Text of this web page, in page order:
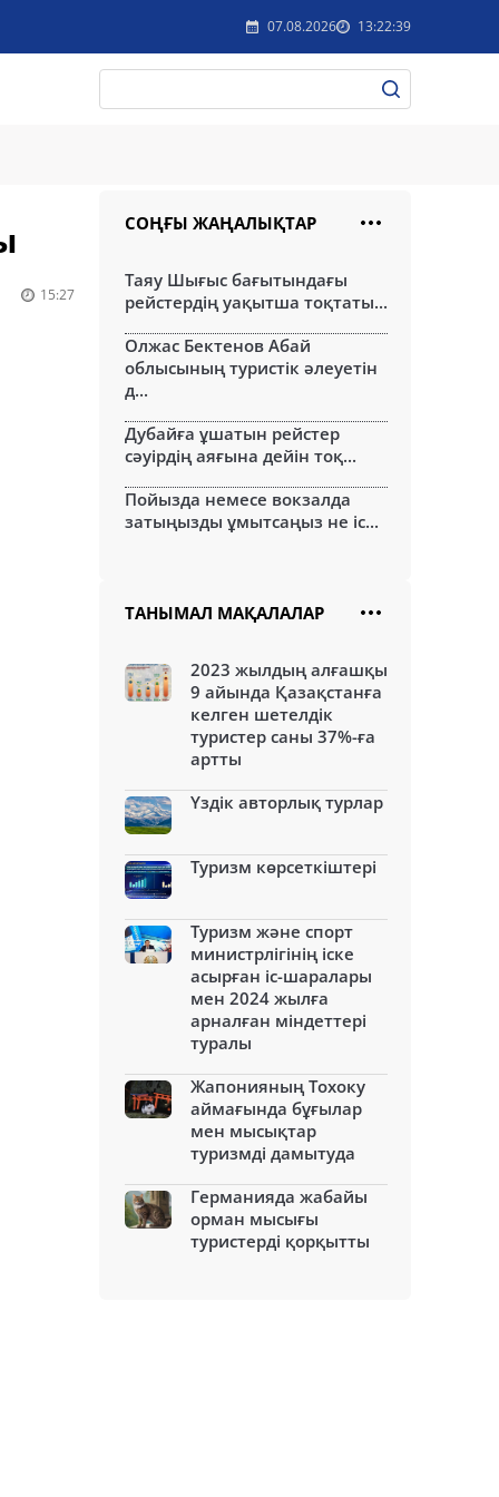
07.08.2026 13:22:39
15:27
СОҢҒЫ ЖАҢАЛЫҚТАР
Таяу Шығыс бағытындағы
рейстердің уақытша тоқтаты...
Олжас Бектенов Абай
облысының туристік әлеуетін
д...
Дубайға ұшатын рейстер
сәуірдің аяғына дейін тоқ...
Пойызда немесе вокзалда
затыңызды ұмытсаңыз не іс...
ТАНЫМАЛ МАҚАЛАЛАР
2023 жылдың алғашқы
9 айында Қазақстанға
келген шетелдік
туристер саны 37%-ға
артты
Үздік авторлық турлар
Туризм көрсеткіштері
Туризм және спорт
министрлігінің іске
асырған іс-шаралары
мен 2024 жылға
арналған міндеттері
туралы
Жапонияның Тохоку
аймағында бұғылар
мен мысықтар
туризмді дамытуда
Германияда жабайы
орман мысығы
туристерді қорқытты